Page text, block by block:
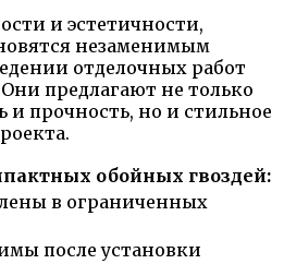
и эстетичности,
незаменимым
отделочных работ
предлагают не только
прочность, но и стильное
обойных гвоздей:
в ограниченных
после установки